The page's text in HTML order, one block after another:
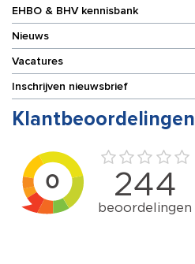
EHBO & BHV kennisbank
Nieuws
Vacatures
Inschrijven nieuwsbrief
Klantbeoordelingen